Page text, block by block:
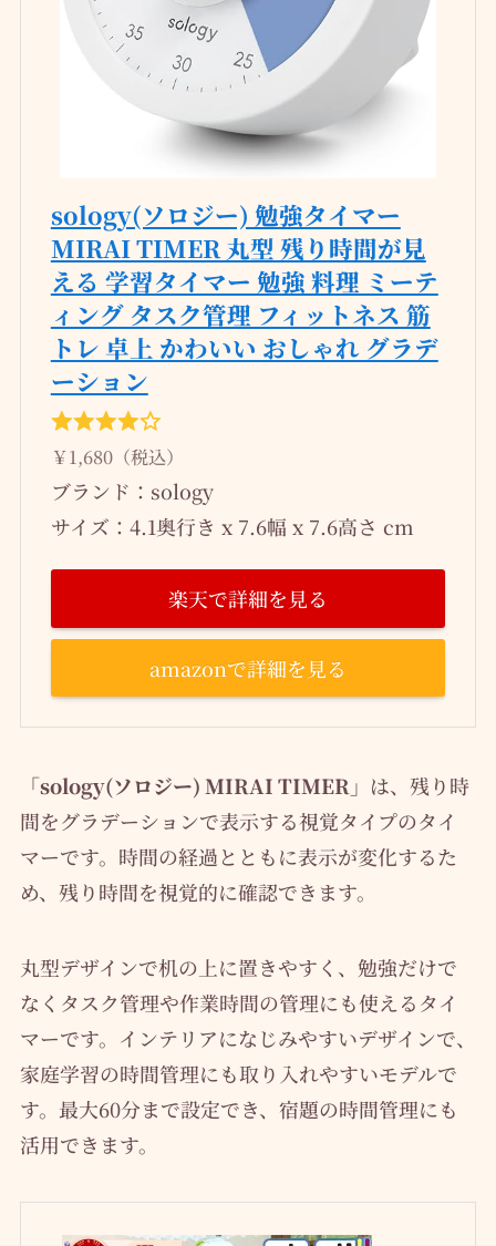
sology(ソロジー) 勉強タイマー
MIRAI TIMER 丸型 残り時間が見
える 学習タイマー 勉強 料理 ミーテ
ィング タスク管理 フィットネス 筋
トレ 卓上 かわいい おしゃれ グラデ
ーション
￥1,680（税込）
ブランド：sology
サイズ：4.1奥行き x 7.6幅 x 7.6高さ cm
楽天で詳細を見る
amazonで詳細を見る
「sology(ソロジー) MIRAI TIMER」 は、残り時
間をグラデーションで表示する視覚タイプのタイ
マーです。時間の経過とともに表示が変化するた
め、残り時間を視覚的に確認できます。
丸型デザインで机の上に置きやすく、勉強だけで
なくタスク管理や作業時間の管理にも使えるタイ
マーです。インテリアになじみやすいデザインで、
家庭学習の時間管理にも取り入れやすいモデルで
す。最大60分まで設定でき、宿題の時間管理にも
活用できます。